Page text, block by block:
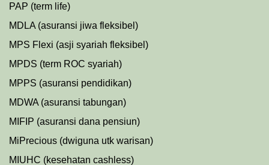
PAP (term life)
MDLA (asuransi jiwa fleksibel)
MPS Flexi (asji syariah fleksibel)
MPDS (term ROC syariah)
MPPS (asuransi pendidikan)
MDWA (asuransi tabungan)
MIFIP (asuransi dana pensiun)
MiPrecious (dwiguna utk warisan)
MIUHC (kesehatan cashless)